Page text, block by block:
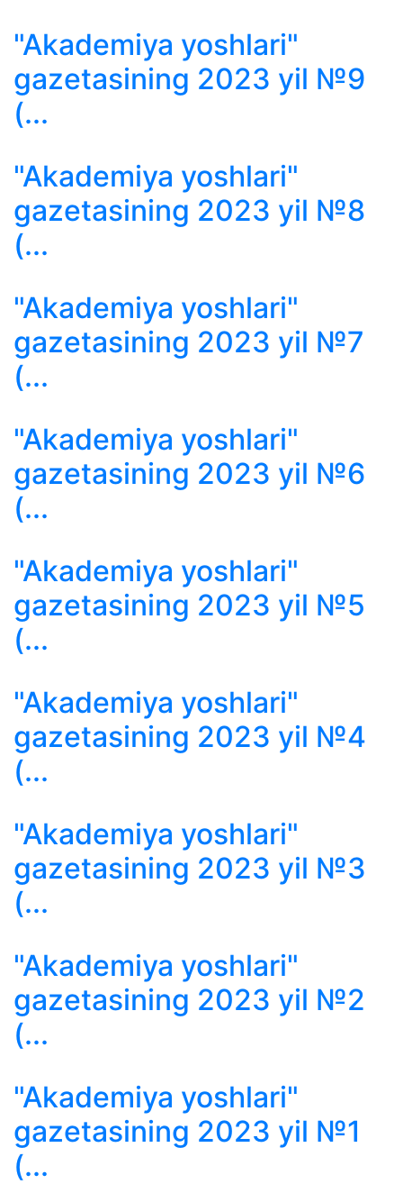
"Akademiya yoshlari"
gazetasining 2023 yil №9
(...
"Akademiya yoshlari"
gazetasining 2023 yil №8
(...
"Akademiya yoshlari"
gazetasining 2023 yil №7
(...
"Akademiya yoshlari"
gazetasining 2023 yil №6
(...
"Akademiya yoshlari"
gazetasining 2023 yil №5
(...
"Akademiya yoshlari"
gazetasining 2023 yil №4
(...
"Akademiya yoshlari"
gazetasining 2023 yil №3
(...
"Akademiya yoshlari"
gazetasining 2023 yil №2
(...
"Akademiya yoshlari"
gazetasining 2023 yil №1
(...